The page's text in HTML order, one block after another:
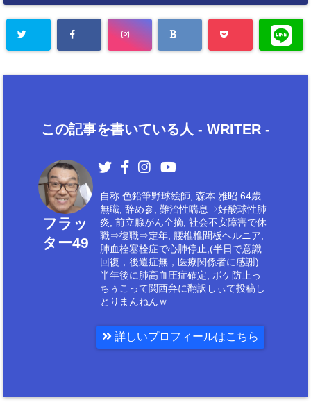
この記事を書いている人 - WRITER -
フラッ
ター49
自称 色鉛筆野球絵師, 森本 雅昭 64歳
無職, 辞め参, 難治性喘息⇒好酸球性肺
炎, 前立腺がん全摘, 社会不安障害で休
職⇒復職⇒定年, 腰椎椎間板ヘルニア,
肺血栓塞栓症で心肺停止,(半日で意識
回復，後遺症無，医療関係者に感謝)
半年後に肺高血圧症確定, ボケ防止っ
ちぅこって関西弁に翻訳しぃて投稿し
とりまんねんｗ
詳しいプロフィールはこちら